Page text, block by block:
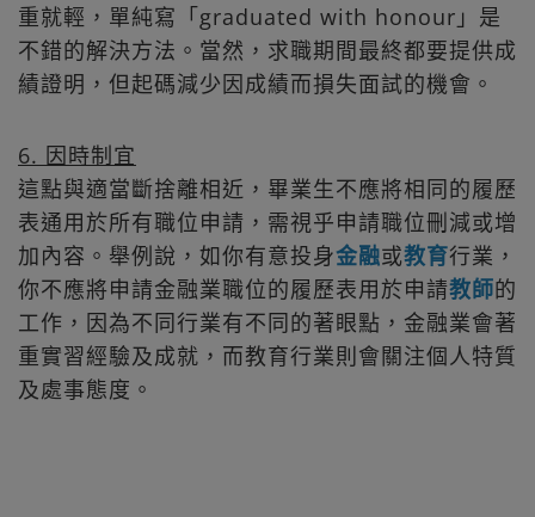
重就輕，單純寫「graduated with honour」是
不錯的解決方法。當然，求職期間最終都要提供成
績證明，但起碼減少因成績而損失面試的機會。
6. 因時制宜
這點與適當斷捨離相近，畢業生不應將相同的履歷
表通用於所有職位申請，需視乎申請職位刪減或增
加內容。舉例說，如你有意投身金融或教育行業，
你不應將申請金融業職位的履歷表用於申請教師的
工作，因為不同行業有不同的著眼點，金融業會著
重實習經驗及成就，而教育行業則會關注個人特質
及處事態度。